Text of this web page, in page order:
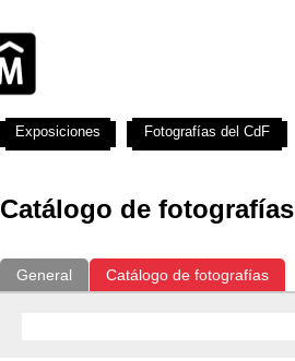
Catálogo de fotografías
General Catálogo de fotografías
Exposiciones Fotografías del CdF